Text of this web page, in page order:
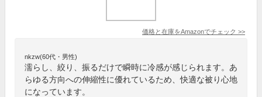
価格と在庫をAmazonでチェック >>
nkzw(60代・男性)
濡らし、絞り、振るだけで瞬時に冷感が感じられます。あ
らゆる方向への伸縮性に優れているため、快適な被り心地
になっています。